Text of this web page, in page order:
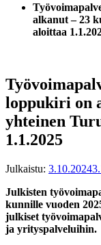
alkanut ­­– 23
aloittaa
loppukiri on
yhteinen
1.1.2025
Julkaistu: 3.10.2024
Julkisten
kunnille vuoden
julkiset
ja yrityspalveluihin.